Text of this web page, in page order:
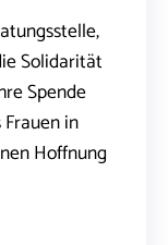
Solidarität
Spende
in
Hoffnung